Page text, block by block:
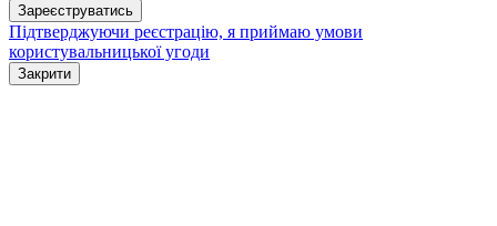
Зареєструватись
Підтверджуючи реєстрацію, я приймаю умови
користувальницької угоди
Закрити